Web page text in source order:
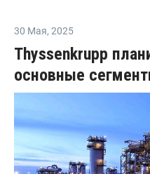
30 Мая, 2025
Thyssenkrupp
основные